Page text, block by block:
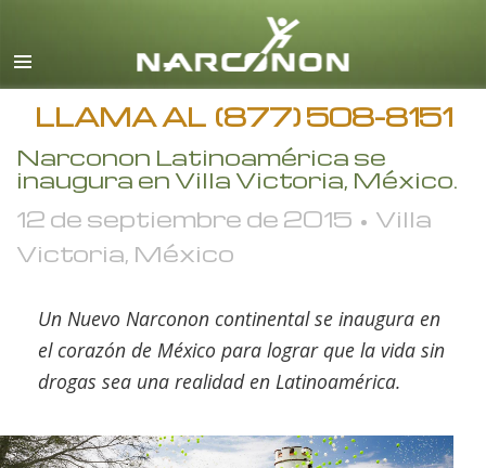
Español
Inglés
Todas las Regiones/Idiomas
LLAMA AL (877) 508-8151
Narconon Latinoamérica se
inaugura en Villa Victoria, México.
12 de septiembre de 2015 • Villa
Victoria, México
Un Nuevo Narconon continental se inaugura en
el corazón de México para lograr que la vida sin
drogas sea una realidad en Latinoamérica.